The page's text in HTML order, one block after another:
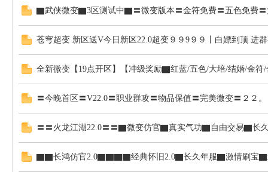
▇武侠微变▇3区测试中▇〓微变版本〓金符免费〓五色免费〓
苍穹超变 新区送V今日新区22.0超变９９9９９丨白嫖到顶 进
全新微变【19点开区】【冲级奖励▇红蓝/五色/大培/结婚/金
〓今晚首区〓V22.0〓职业群攻〓物品保值〓完美微变〓２２
〓〓火龙江湖22.0〓〓▇微变仿官▇真实气功▇自由交易▇长
▇▇长鸿仿官2.0▇▇▇▇经典怀旧2.0▇长久年服▇激情刷宝